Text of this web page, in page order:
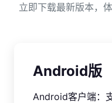
立即下载最新版本，
Android版
Android客户端：